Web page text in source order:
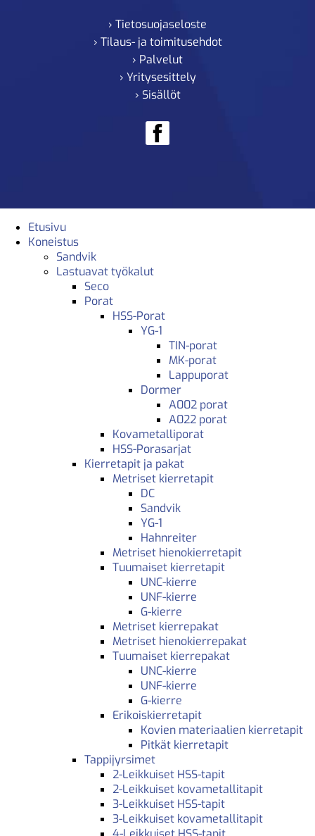
› Tietosuojaseloste
› Tilaus- ja toimitusehdot
› Palvelut
› Yritysesittely
› Sisällöt
Etusivu
Koneistus
Sandvik
Lastuavat työkalut
Seco
Porat
HSS-Porat
YG-1
TIN-porat
MK-porat
Lappuporat
Dormer
A002 porat
A022 porat
Kovametalliporat
HSS-Porasarjat
Kierretapit ja pakat
Metriset kierretapit
DC
Sandvik
YG-1
Hahnreiter
Metriset hienokierretapit
Tuumaiset kierretapit
UNC-kierre
UNF-kierre
G-kierre
Metriset kierrepakat
Metriset hienokierrepakat
Tuumaiset kierrepakat
UNC-kierre
UNF-kierre
G-kierre
Erikoiskierretapit
Kovien materiaalien kierretapit
Pitkät kierretapit
Tappijyrsimet
2-Leikkuiset HSS-tapit
2-Leikkuiset kovametallitapit
3-Leikkuiset HSS-tapit
3-Leikkuiset kovametallitapit